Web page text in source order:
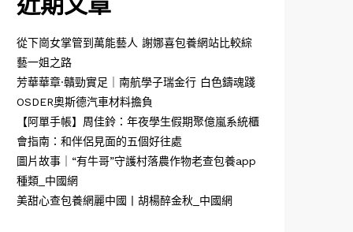
近期文章
從下崗女掌管到萬能藝人 謝娜喜包養網站比較綜
藝一姐之路
芳華華章·贛勁實足｜南航學子瑞金行 白色鑄魂踐
OSDER奧斯德汽車材料擔負
【阿單手帳】周佳鈴：年夜學生假期聚億嵐系統櫃
會指南：和伴侶見面的五個好往處
圖片故事｜“有牛哥”守護村落農作物老查包養app
種類_中國網
美甜心查包養網麗中國丨胡楊醉金秋_中國網